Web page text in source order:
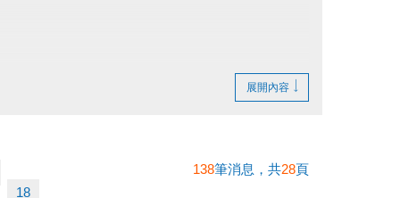
展開內容
18
138筆消息，共28頁